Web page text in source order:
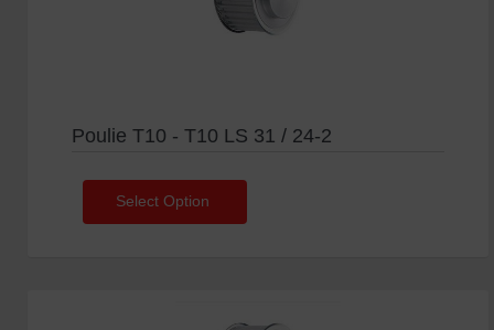
Poulie T10 - T10 LS 31 / 24-2
Select Option